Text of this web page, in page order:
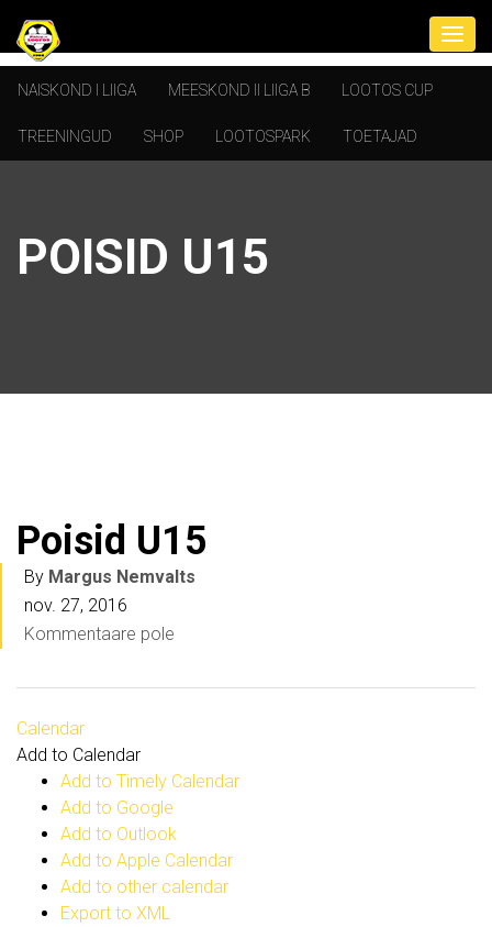
NAISKOND I LIIGA MEESKOND II LIIGA B LOOTOS CUP
TREENINGUD SHOP LOOTOSPARK TOETAJAD
POISID U15
Poisid U15
By Margus Nemvalts
nov. 27, 2016
Kommentaare pole
Calendar
Add to Calendar
Add to Timely Calendar
Add to Google
Add to Outlook
Add to Apple Calendar
Add to other calendar
Export to XML